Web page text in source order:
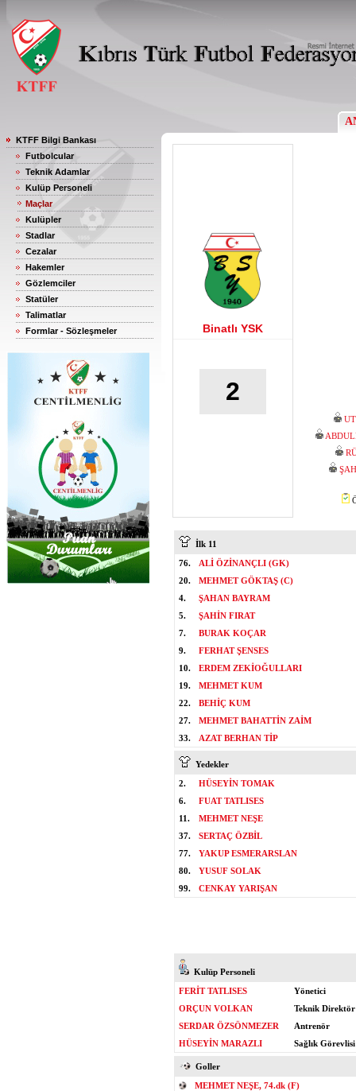
KTFF Bilgi Bankası
Futbolcular
Teknik Adamlar
Kulüp Personeli
Maçlar
Kulüpler
Stadlar
Cezalar
Hakemler
Gözlemciler
Statüler
Talimatlar
Formlar - Sözleşmeler
Binatlı YSK
2
İlk 11
76.
ALİ ÖZİNANÇLI (GK)
20.
MEHMET GÖKTAŞ (C)
4.
ŞAHAN BAYRAM
5.
ŞAHİN FIRAT
7.
BURAK KOÇAR
9.
FERHAT ŞENSES
10.
ERDEM ZEKİOĞULLARI
19.
MEHMET KUM
22.
BEHİÇ KUM
27.
MEHMET BAHATTİN ZAİM
33.
AZAT BERHAN TİP
Yedekler
2.
HÜSEYİN TOMAK
6.
FUAT TATLISES
11.
MEHMET NEŞE
37.
SERTAÇ ÖZBİL
77.
YAKUP ESMERARSLAN
80.
YUSUF SOLAK
99.
CENKAY YARIŞAN
Kulüp Personeli
FERİT TATLISES
Yönetici
ORÇUN VOLKAN
Teknik Direktör
SERDAR ÖZSÖNMEZER
Antrenör
HÜSEYİN MARAZLI
Sağlık Görevlisi
Goller
MEHMET NEŞE, 74.dk (F)